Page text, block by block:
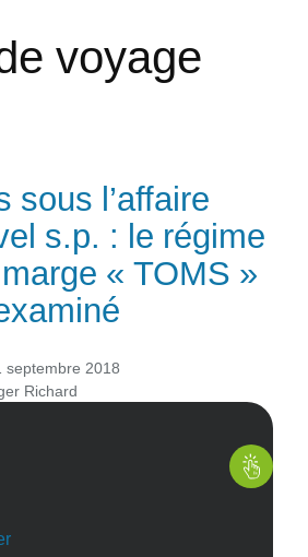
voyage
sous l’affaire
s.p. : le régime
« TOMS »
septembre 2018
Richard